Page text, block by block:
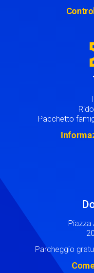
Pacchetto
Piazza
Parcheggio